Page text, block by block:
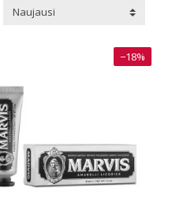
Naujausi
−18%